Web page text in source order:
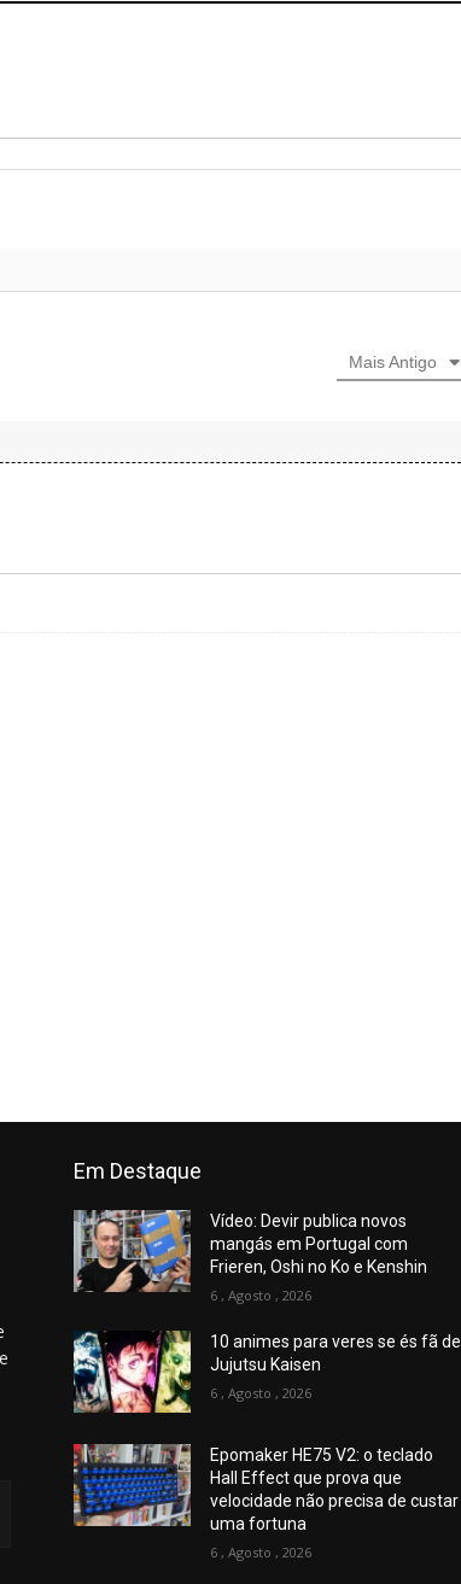
Mais Antigo
Em Destaque
Vídeo: Devir publica novos
mangás em Portugal com
Frieren, Oshi no Ko e Kenshin
6 , Agosto , 2026
10 animes para veres se és fã de
Jujutsu Kaisen
6 , Agosto , 2026
Epomaker HE75 V2: o teclado
Hall Effect que prova que
velocidade não precisa de custar
uma fortuna
6 , Agosto , 2026